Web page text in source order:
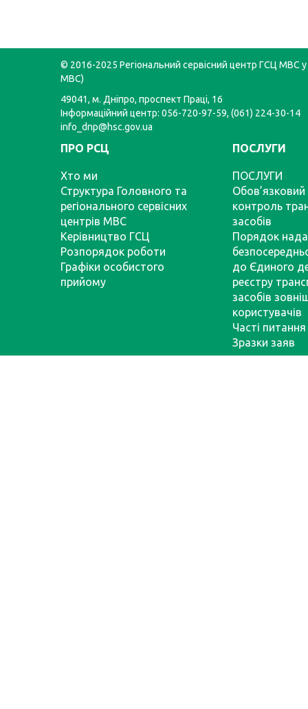
© 2016-2025 Регіональний сервісний центр ГСЦ МВС у
МВС)
49041, м. Дніпро, проспект Праці, 16
Інформаційний центр: 056-720-97-59, (061) 224-30-14
info_dnp@hsc.gov.ua
ПРО РСЦ
Хто ми
Структура Головного та
регіонального сервісних
центрів МВС
Керівництво ГСЦ
Розпорядок роботи
Графіки особистого
прийому
ПОСЛУГИ
ПОСЛУГИ
Обов’язковий
контроль
засобів
Порядок
до Єдиного
реєстру
засобів
користувачів
Часті питання
Зразки заяв